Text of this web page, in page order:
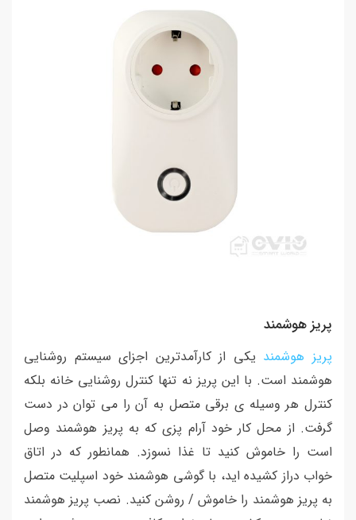
پریز هوشمند
پریز هوشمند یکی از کارآمدترین اجزای سیستم روشنایی
هوشمند است. با این پریز نه تنها کنترل روشنایی خانه بلکه
کنترل هر وسیله ی برقی متصل به آن را می توان در دست
گرفت. از محل کار خود آرام پزی که به پریز هوشمند وصل
است را خاموش کنید تا غذا نسوزد. همانطور که در اتاق
خواب دراز کشیده اید، با گوشی هوشمند خود اسپلیت متصل
به پریز هوشمند را خاموش / روشن کنید. نصب پریز هوشمند